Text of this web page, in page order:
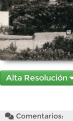
Alta Resolución
Comentarios: